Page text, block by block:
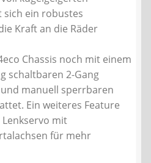
ein robustes
Kraft an die Räder
Chassis noch mit einem
schaltbaren 2-Gang
manuell sperrbaren
Ein weiteres Feature
mit
für mehr